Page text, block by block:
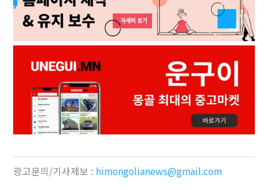
광고문의/기사제보 : himongolianews@gmail.com